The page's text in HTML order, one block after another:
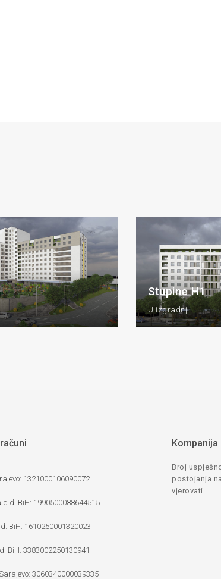
Stupine H1
U izgradnji
1321000106090072
BiH: 1990500088644515
BiH: 1610250001320023
BiH: 3383002250130941
3060340000039335
Broj
postojanja
vjerovati.